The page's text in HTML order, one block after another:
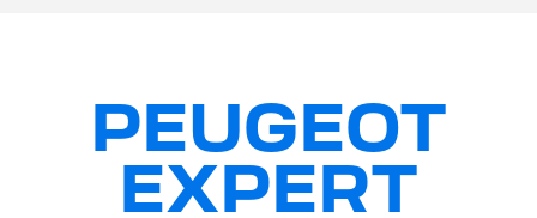
PEUGEOT
EXPERT